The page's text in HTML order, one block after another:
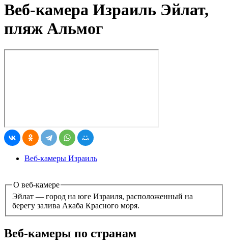
Веб-камера Израиль Эйлат,
пляж Альмог
Веб-камеры Израиль
О веб-камере
Эйлат — город на юге Израиля, расположенный на
берегу залива Акаба Красного моря.
Веб-камеры по странам